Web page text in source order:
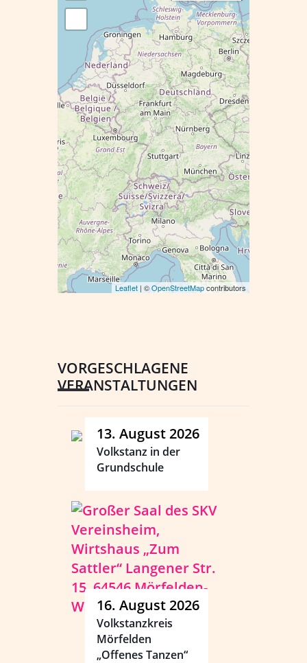
Leaflet | ©OpenStreetMapcontributors
VORGESCHLAGENE
VERANSTALTUNGEN
13. August 2026
Volkstanz in der
Grundschule
16. August 2026
Volkstanzkreis
Mörfelden
„Offenes Tanzen“